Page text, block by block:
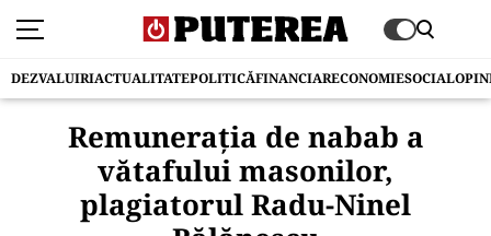
DEZVALUIRIACTUALITATEPOLITICĂFINANCIARECONOMIESOCIAL
Remunerația de nabab a
vătafului masonilor,
plagiatorul Radu-Ninel